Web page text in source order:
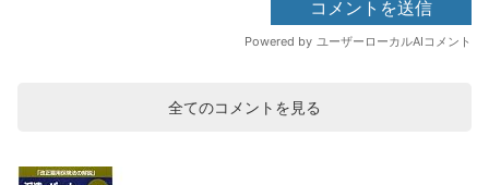
全てのコメントを見る